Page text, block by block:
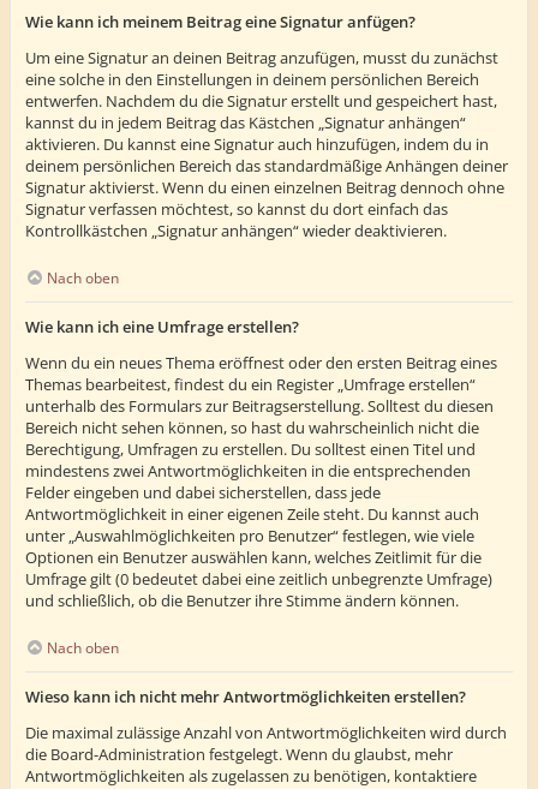
Wie kann ich meinem Beitrag eine Signatur anfügen?
Um eine Signatur an deinen Beitrag anzufügen, musst du zunächst
eine solche in den Einstellungen in deinem persönlichen Bereich
entwerfen. Nachdem du die Signatur erstellt und gespeichert hast,
kannst du in jedem Beitrag das Kästchen „Signatur anhängen“
aktivieren. Du kannst eine Signatur auch hinzufügen, indem du in
deinem persönlichen Bereich das standardmäßige Anhängen deiner
Signatur aktivierst. Wenn du einen einzelnen Beitrag dennoch ohne
Signatur verfassen möchtest, so kannst du dort einfach das
Kontrollkästchen „Signatur anhängen“ wieder deaktivieren.
Nach oben
Wie kann ich eine Umfrage erstellen?
Wenn du ein neues Thema eröffnest oder den ersten Beitrag eines
Themas bearbeitest, findest du ein Register „Umfrage erstellen“
unterhalb des Formulars zur Beitragserstellung. Solltest du diesen
Bereich nicht sehen können, so hast du wahrscheinlich nicht die
Berechtigung, Umfragen zu erstellen. Du solltest einen Titel und
mindestens zwei Antwortmöglichkeiten in die entsprechenden
Felder eingeben und dabei sicherstellen, dass jede
Antwortmöglichkeit in einer eigenen Zeile steht. Du kannst auch
unter „Auswahlmöglichkeiten pro Benutzer“ festlegen, wie viele
Optionen ein Benutzer auswählen kann, welches Zeitlimit für die
Umfrage gilt (0 bedeutet dabei eine zeitlich unbegrenzte Umfrage)
und schließlich, ob die Benutzer ihre Stimme ändern können.
Nach oben
Wieso kann ich nicht mehr Antwortmöglichkeiten erstellen?
Die maximal zulässige Anzahl von Antwortmöglichkeiten wird durch
die Board-Administration festgelegt. Wenn du glaubst, mehr
Antwortmöglichkeiten als zugelassen zu benötigen, kontaktiere